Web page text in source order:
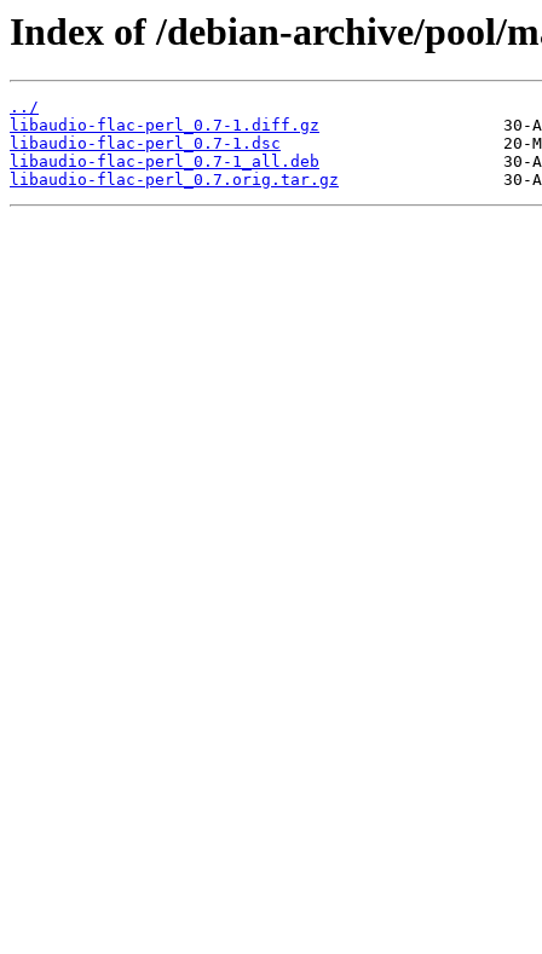
Index of /debian-archive/pool/
../
libaudio-flac-perl_0.7-1.diff.gz
libaudio-flac-perl_0.7-1.dsc
libaudio-flac-perl_0.7-1_all.deb
libaudio-flac-perl_0.7.orig.tar.gz